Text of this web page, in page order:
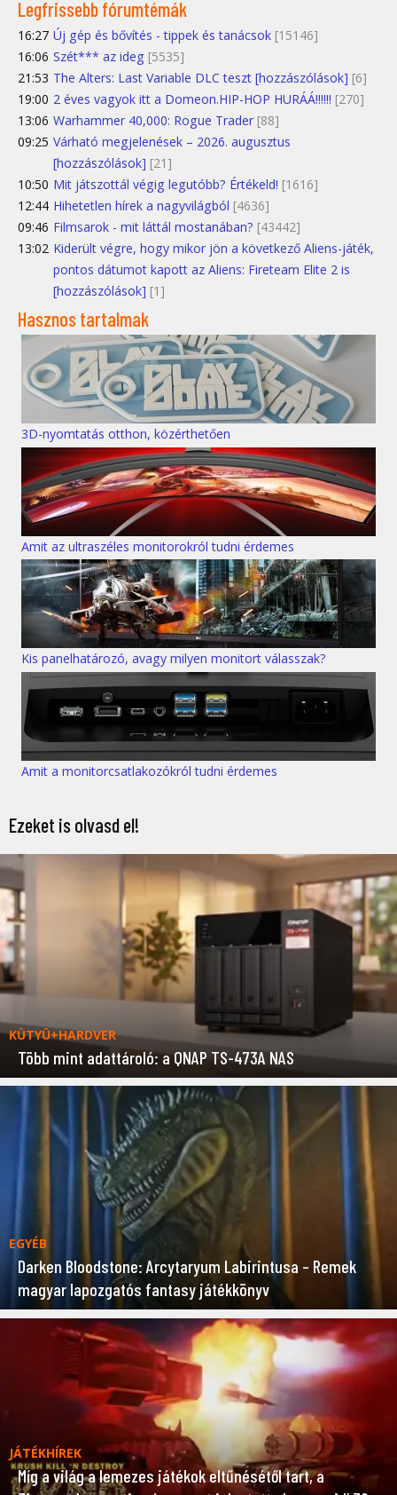
Legfrissebb fórumtémák
16:27 Új gép és bővítés - tippek és tanácsok [15146]
16:06 Szét*** az ideg [5535]
21:53 The Alters: Last Variable DLC teszt [hozzászólások] [6]
19:00 2 éves vagyok itt a Domeon.HIP-HOP HURÁÁ!!!!!! [270]
13:06 Warhammer 40,000: Rogue Trader [88]
09:25 Várható megjelenések – 2026. augusztus
[hozzászólások] [21]
10:50 Mit játszottál végig legutóbb? Értékeld! [1616]
12:44 Hihetetlen hírek a nagyvilágból [4636]
09:46 Filmsarok - mit láttál mostanában? [43442]
13:02 Kiderült végre, hogy mikor jön a következő Aliens-játék,
pontos dátumot kapott az Aliens: Fireteam Elite 2 is
[hozzászólások] [1]
Hasznos tartalmak
3D-nyomtatás otthon, közérthetően
Amit az ultraszéles monitorokról tudni érdemes
Kis panelhatározó, avagy milyen monitort válasszak?
Amit a monitorcsatlakozókról tudni érdemes
Ezeket is olvasd el!
KÜTYÜ+HARDVER
Több mint adattároló: a QNAP TS-473A NAS
EGYÉB
Darken Bloodstone: Arcytaryum Labirintusa – Remek
magyar lapozgatós fantasy játékkönyv
JÁTÉKHÍREK
Míg a világ a lemezes játékok eltűnésétől tart, a